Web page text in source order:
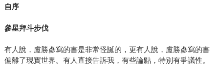
自序
參星拜斗步伐
有人說，盧勝彥寫的書是非常怪誕的，更有人說，盧勝彥寫的書
偏離了現實世界。有人直接告訴我，有些論點，特別有爭議性。